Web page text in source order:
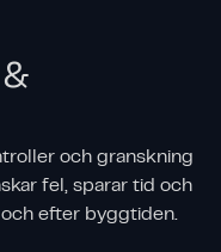
och granskning
fel, sparar tid och
efter byggtiden.